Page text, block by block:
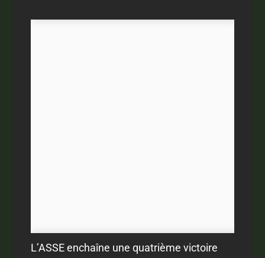
L’ASSE enchaîne une quatrième victoire